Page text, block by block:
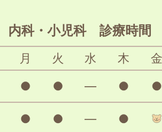
内科・小児科 診療時間
月 火 水 木 金
● ● ― ● ●
● ● ― ●